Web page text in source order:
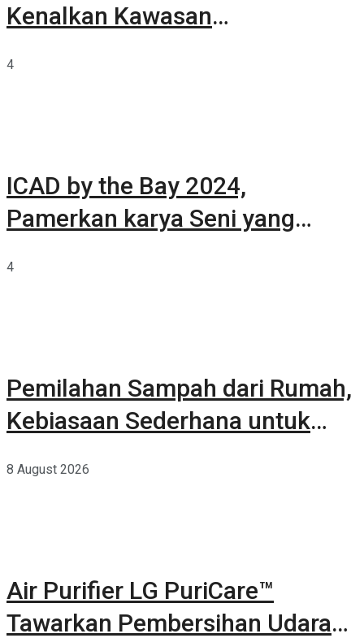
Kenalkan Kawasan
4
ICAD by the Bay 2024,
Pamerkan karya Seni yang
4
Pemilahan Sampah dari Rumah,
Kebiasaan Sederhana untuk
8 August 2026
Air Purifier LG PuriCare™
Tawarkan Pembersihan Udara